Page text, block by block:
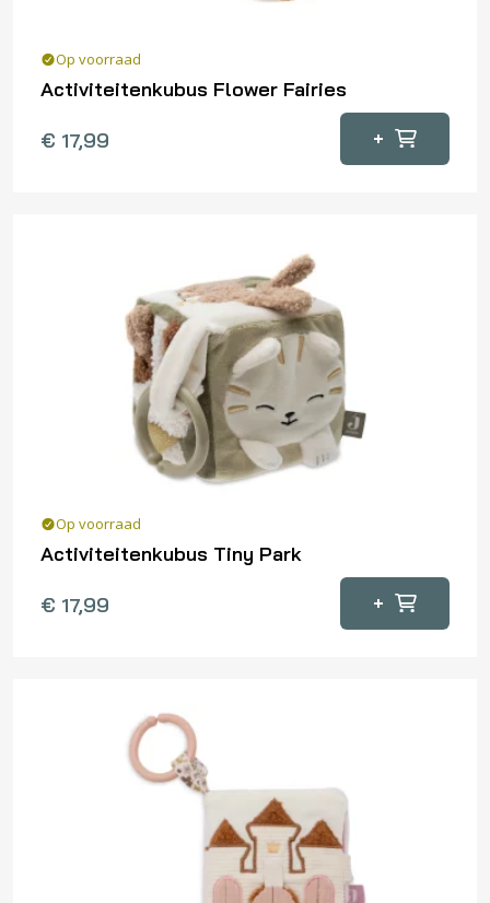
Op voorraad
Activiteitenkubus Flower Fairies
€ 17,99 +
Op voorraad
Activiteitenkubus Tiny Park
€ 17,99 +